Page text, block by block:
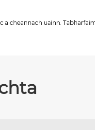
cheannach uainn.